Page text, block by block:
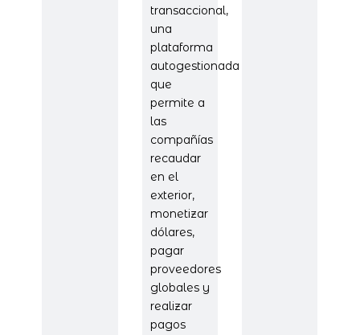
transaccional,
una
plataforma
autogestionada
que
permite a
las
compañías
recaudar
en el
exterior,
monetizar
dólares,
pagar
proveedores
globales y
realizar
pagos